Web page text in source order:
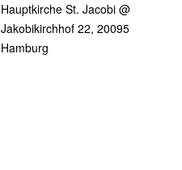
Hauptkirche St. Jacobi @
Jakobikirchhof 22, 20095
Hamburg